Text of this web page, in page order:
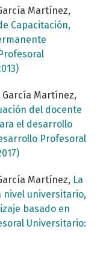
Martínez,
Capacitación,
García Martínez,
del docente
el desarrollo
Profesoral
Martínez, La
nivel universitario,
basado en
Universitario: